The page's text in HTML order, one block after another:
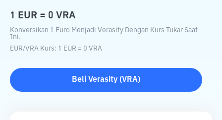
1 EUR = 0 VRA
Konversikan 1 Euro Menjadi Verasity Dengan Kurs Tukar Saat
Ini.
EUR/VRA Kurs: 1 EUR = 0 VRA
Beli Verasity (VRA)